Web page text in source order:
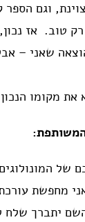
וגם
טוב. אז
שאני –
מקומו
של
מחפשת
יתברך שלח